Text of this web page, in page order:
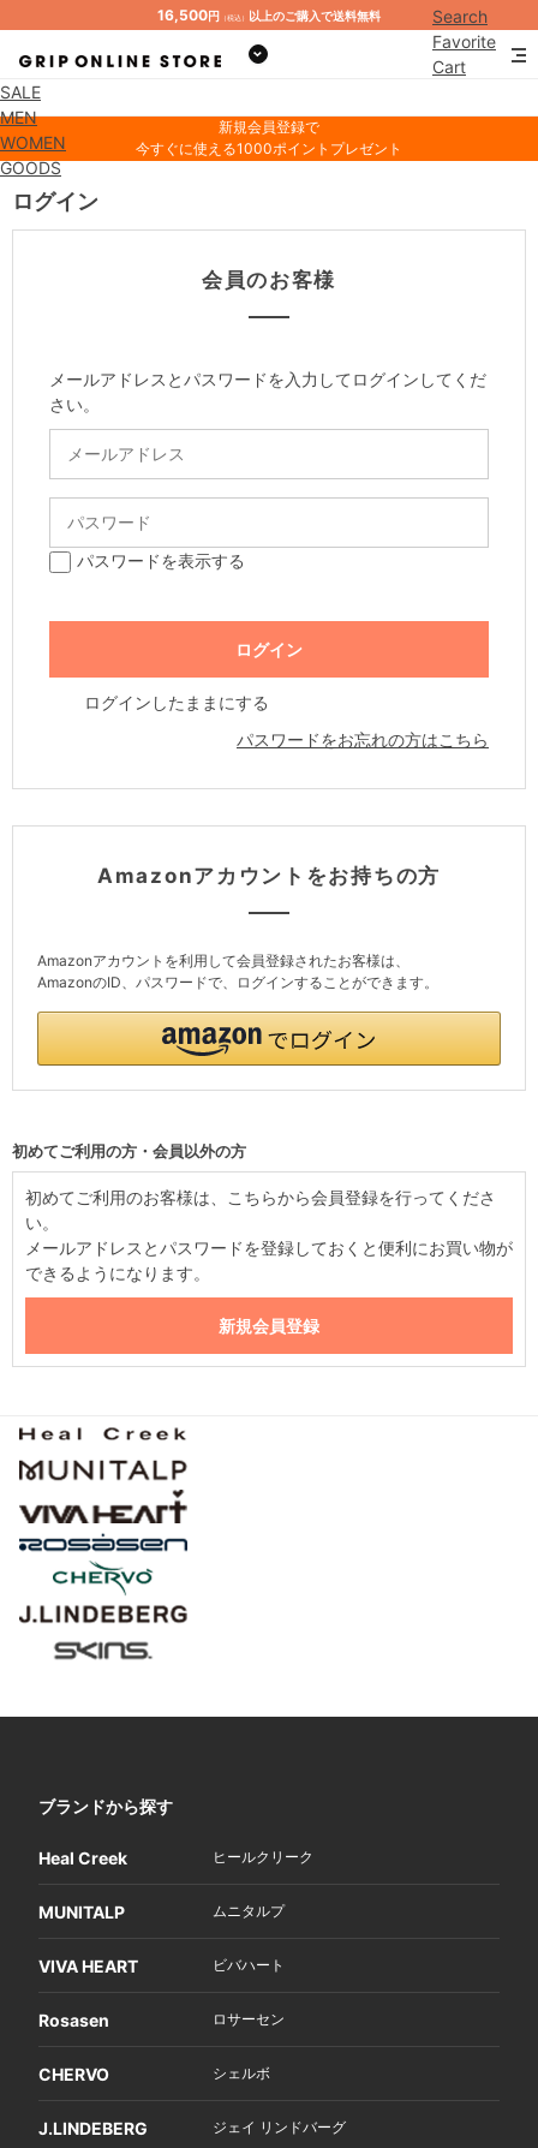
16,500円 （税込） 以上のご購入で送料無料
Search
Favorite
Cart
SALE
MEN
WOMEN
GOODS
新規会員登録で
今すぐに使える1000ポイントプレゼント
ログイン
会員のお客様
メールアドレスとパスワードを入力してログインしてくだ
さい。
パスワードを表示する
ログインしたままにする
パスワードをお忘れの方はこちら
Amazonアカウントをお持ちの方
Amazonアカウントを利用して会員登録されたお客様は、
AmazonのID、パスワードで、ログインすることができます。
初めてご利用の方・会員以外の方
初めてご利用のお客様は、こちらから会員登録を行ってくださ
い。
メールアドレスとパスワードを登録しておくと便利にお買い物が
できるようになります。
ブランドから探す
Heal Creek ヒールクリーク
MUNITALP ムニタルプ
VIVA HEART ビバハート
Rosasen ロサーセン
CHERVO シェルボ
J.LINDEBERG ジェイ リンドバーグ